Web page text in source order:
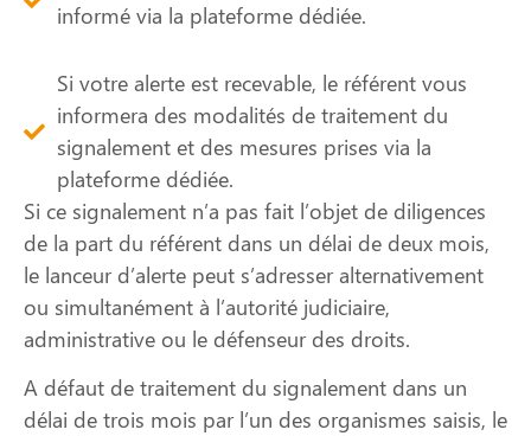
informé via la plateforme dédiée.
Si votre alerte est recevable, le référent vous
informera des modalités de traitement du
signalement et des mesures prises via la
plateforme dédiée.
Si ce signalement n’a pas fait l’objet de diligences
de la part du référent dans un délai de deux mois,
le lanceur d’alerte peut s’adresser alternativement
ou simultanément à l’autorité judiciaire,
administrative ou le défenseur des droits.
A défaut de traitement du signalement dans un
délai de trois mois par l’un des organismes saisis, le